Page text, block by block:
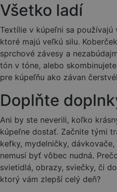
Všetko ladí
Textílie v kúpeľni sa používajú
ktoré majú veľkú silu.
sprchové závesy a
tón v tóne, alebo
pre kúpeľňu ako závan
Doplňte
Ani by ste neverili, koľko
kúpeľne dostať. Začnite tými
kefky, mydelničky,
nemusí byť vôbec nudná.
svietidlá, obrazy, sviečky, či
ktorý vám zlepší celý deň?